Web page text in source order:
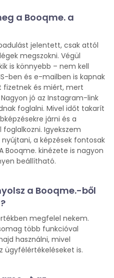
a Booqme. a
jelentett, csak attól
megszokni. Végül
is könnyebb – nem kell
ben és e-mailben is kapnak
fizetnek és miért, mert
jó az Instagram-link
foglalni. Mivel időt takarít
járni és a
Igyekszem
a képzések fontosak
Booqme. kinézete is nagyon
beállítható.
a Booqme.-ből
megfelel nekem.
több funkcióval
használni, mivel
ügyfélértékeléseket is.